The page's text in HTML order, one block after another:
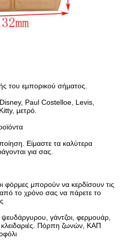
του εμπορικού σήματος.
Paul Costelloe, Levis,
μετρό.
Είμαστε τα καλύτερα
για σας.
φόρμες μπορούν να κερδίσουν τις
το χρόνο σας να πάρετε το
ψευδάργυρου, γάντζοι, φερμουάρ,
κλειδαριές. Πόρπη ζωνών, ΚΑΠ